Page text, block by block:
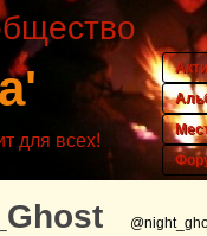
для всех!